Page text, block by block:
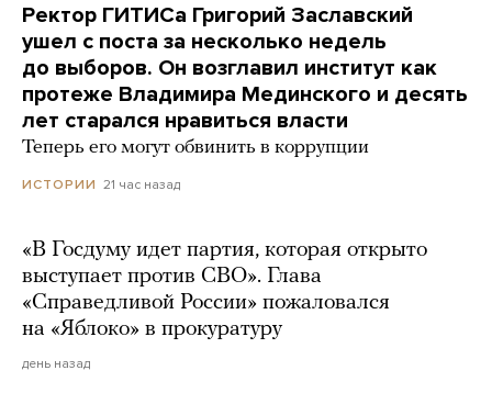
Ректор ГИТИСа Григорий Заславский
ушел с поста за несколько недель
до выборов. Он возглавил институт как
протеже Владимира Мединского и десять
лет старался нравиться власти
Теперь его могут обвинить в коррупции
ИСТОРИИ 21 час назад
«В Госдуму идет партия, которая открыто
выступает против СВО». Глава
«Справедливой России» пожаловался
на «Яблоко» в прокуратуру
день назад